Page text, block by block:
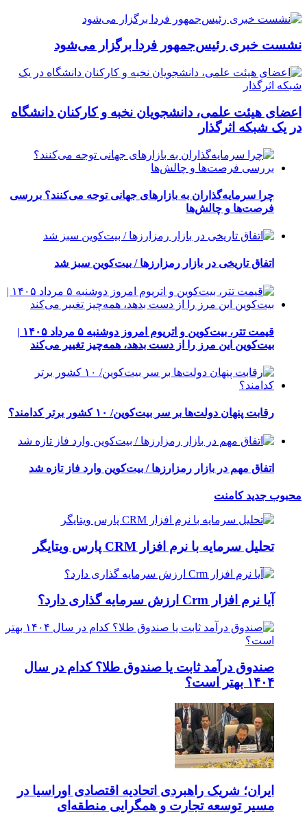
نشست خبری رئیس‌جمهور فردا برگزار می‌شود
اعضای هیئت علمی، دانشجویان نخبه و کارکنان دانشگاه
در یک شبکه‌ اثرگذار
چرا سرمایه‌گذاران به بازارهای جهانی توجه می‌کنند؟ بررسی
فرصت‌ها و چالش‌ها
اتفاق تاریخی در بازار رمزارزها / بیت‌کوین سبز شد
قیمت تتر، بیت‌کوین و اتریوم امروز دوشنبه ۵ مرداد ۱۴۰۵ |
بیت‌کوین این مرز را از دست بدهد، همه‌چیز تغییر می‌کند
رقابت پنهان دولت‌ها بر سر بیت‌کوین/ ۱۰ کشور برتر کدامند؟
اتفاق مهم در بازار رمزارزها / بیت‌کوین وارد فاز تازه شد
محبوب جدیدکامنت
تحلیل سرمایه با نرم افزار CRM پارس ویتایگر
آیا نرم افزار Crm ارزش سرمایه گذاری دارد؟
صندوق درآمد ثابت یا صندوق طلا؟ کدام در سال
۱۴۰۴ بهتر است؟
ایران؛ شریک راهبردی اتحادیه اقتصادی اوراسیا در
مسیر توسعه تجارت و همگرایی منطقه‌ای